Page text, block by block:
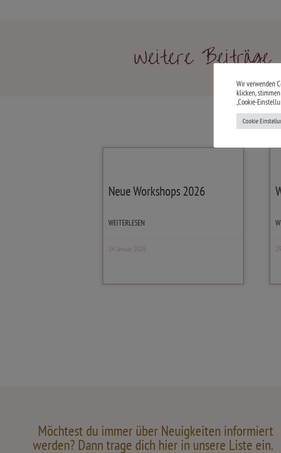
Weitere Beiträge
Neue Workshops 2026
WEITERLESEN
24. Januar 2026
Möchtest du immer über Neuigkeiten informiert
werden? Dann trage dich hier in unsere Liste ein.
Wir verwenden
klicken,
„Cookie-
Cookie